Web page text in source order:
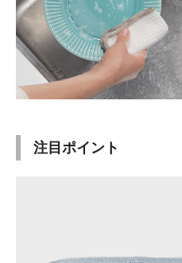
注目ポイント